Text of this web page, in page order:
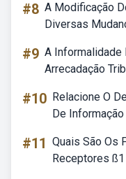
#8 A Modificação
Diversas
#9 A Informalidade
Arrecadação
#10 Relacione O
De
#11 Quais São Os
Receptores